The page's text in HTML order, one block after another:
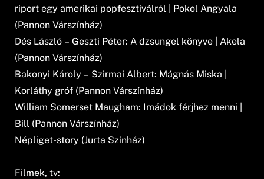
riport egy amerikai popfesztiválról | Pokol Angyala
(Pannon Várszínház)
Dés László – Geszti Péter: A dzsungel könyve | Akela
(Pannon Várszínház)
Bakonyi Károly – Szirmai Albert: Mágnás Miska |
Korláthy gróf (Pannon Várszínház)
William Somerset Maugham: Imádok férjhez menni |
Bill (Pannon Várszínház)
Népliget-story (Jurta Színház)
Filmek, tv: